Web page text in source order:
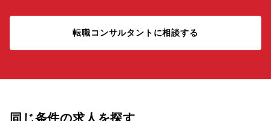
転職コンサルタントに相談する
同じ条件の求人を探す